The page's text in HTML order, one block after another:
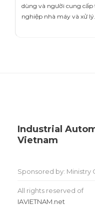
dùng và người cung
nghiệp nhà máy và xử lý.
Industrial
Vietnam
Sponsored by: Ministry
All rights reserved of
IAVIETNAM.net